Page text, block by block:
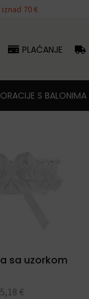
70 €
PLAĆANJE
S BALONIMA
sa uzorkom
5,18 €